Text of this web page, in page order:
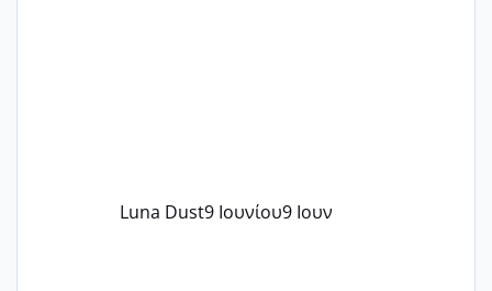
Luna Dust9 Ιουνίου9 Ιουν